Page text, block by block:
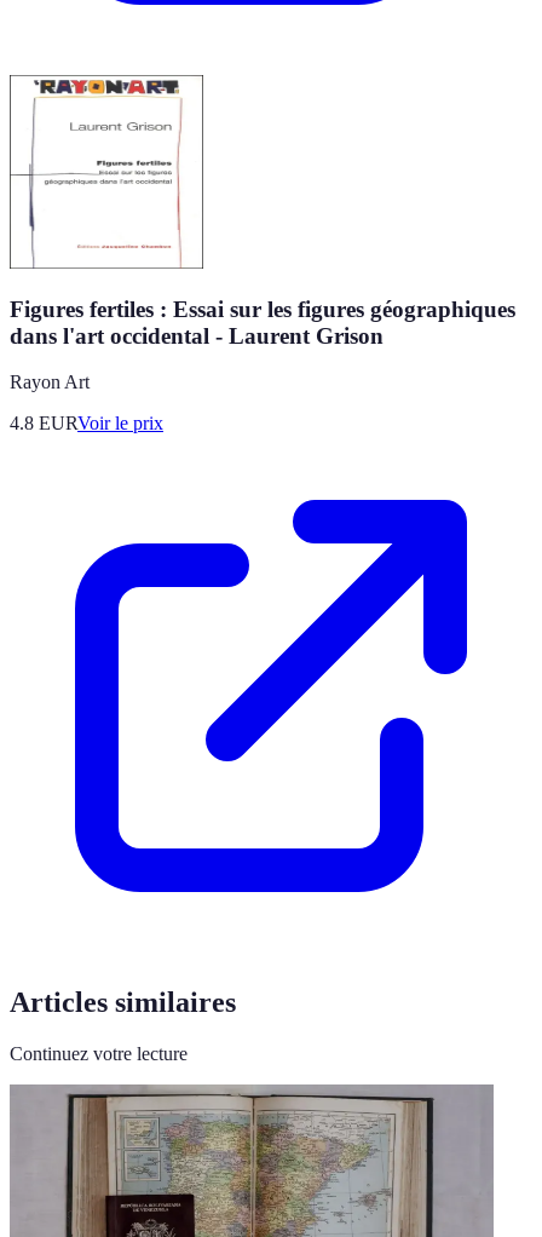
Figures fertiles : Essai sur les figures géographiques
dans l'art occidental - Laurent Grison
Rayon Art
4.8 EURVoir le prix
Articles similaires
Continuez votre lecture